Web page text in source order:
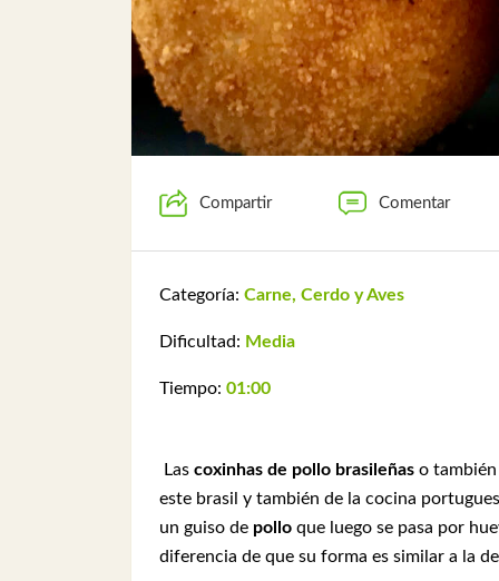
Compartir Comentar
Categoría: Carne, Cerdo y Aves
Dificultad: Media
Tiempo: 01:00
Las coxinhas de pollo brasileñas o
este brasil y también de la cocina
un guiso de pollo que luego se pasa por
diferencia de que su forma es similar a la